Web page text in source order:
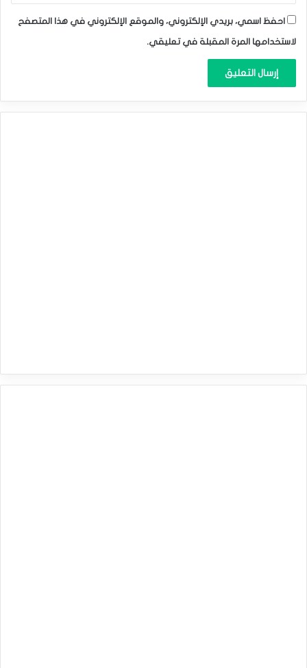
احفظ اسمي، بريدي الإلكتروني، والموقع الإلكتروني في هذا المتصفح
لاستخدامها المرة المقبلة في تعليقي.